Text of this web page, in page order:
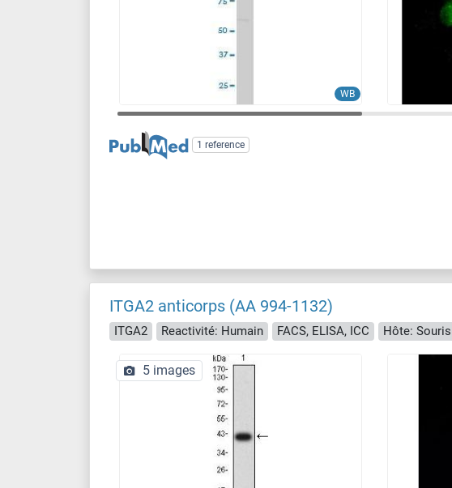
WB
1 reference
ITGA2 anticorps (AA 994-1132)
ITGA2 Reactivité: Humain FACS, ELISA, ICC Hôte: Souris
5 images